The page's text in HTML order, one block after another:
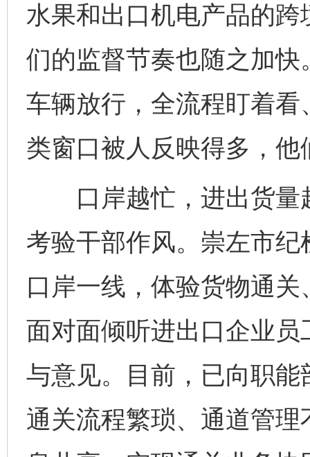
水果和出口机电产品的
们的监督节奏也随之加
车辆放行，全流程盯着
类窗口被人反映得多，
口岸越忙，进出货量
考验干部作风。崇左市
口岸一线，体验货物通
面对面倾听进出口企业
与意见。目前，已向职
通关流程繁琐、通道管